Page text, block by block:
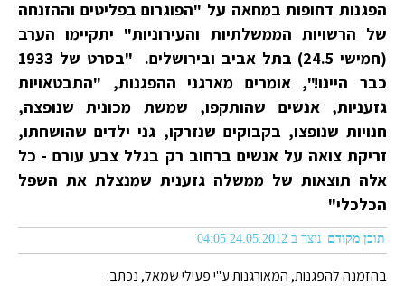
הפגנות דחופות במחאה על "הפוגרום בפליטים וההזנחה
של הרשויות הממשלתיות והעירוניות" יתקיימו הערב
(חמישי 24.5) בתל אביב ובירושלים. "בסרט של 1933
כבר היינו!", אומרים מארגני ההפגנות, "התבטאויות
גזעניות, אנשים שהותקפו, שמשת מכונית שנופצה,
חנויות שנופצו, בקבוקים שנזרקו, גני ילדים שהושחתו,
זריקת צואה על אנשים ברחוב רק בגלל צבע עורם - כל
אלה תוצאות של ממשלה גזענית שמנצלת את השפל
הכלכלי"
תוכן מקודם נוצר ב 24.05.2012 04:05
בהזמנה להפגנות, המאורגנות ע"י פעילי שמאל, נכתב: